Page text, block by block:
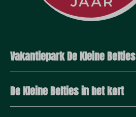
Vakantiepark De Kleine Belties
De Kleine Belties in het kort